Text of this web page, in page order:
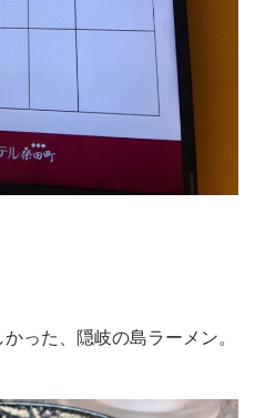
った、隠岐の島ラーメン。